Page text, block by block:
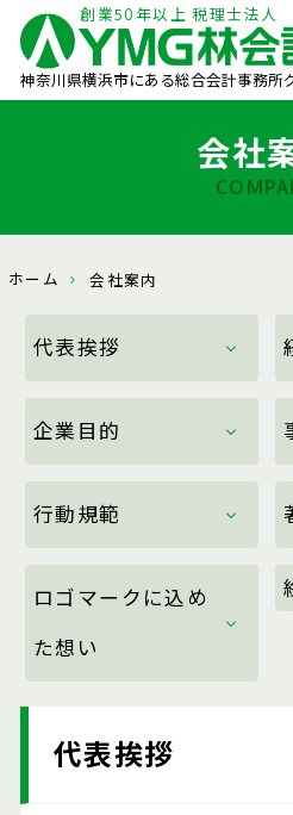
創業50年以上 税理士法人
神奈川県横浜市にある総合会計事務所
会社
ホーム 会社案内
代表挨拶
企業目的
行動規範
ロゴマークに込め
た想い
代表挨拶